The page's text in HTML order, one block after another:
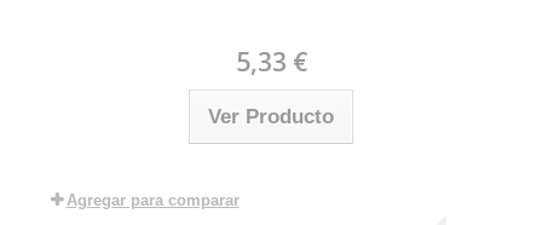
5,33 €
Ver Producto
Agregar para comparar